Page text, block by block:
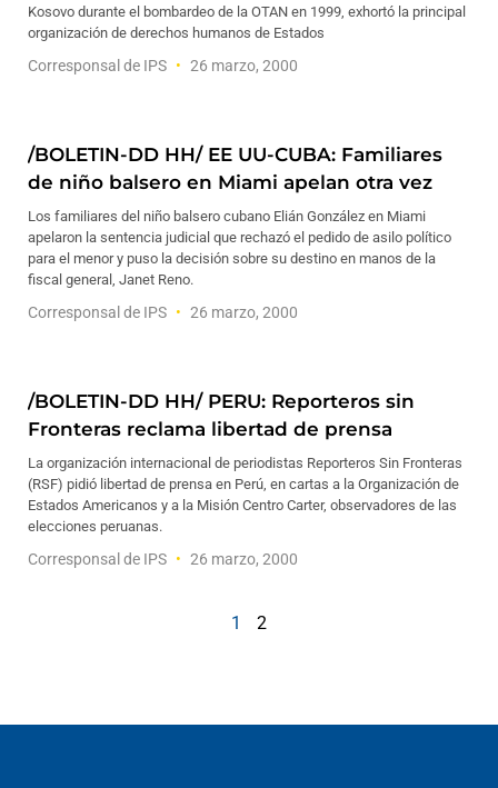
Kosovo durante el bombardeo de la OTAN en 1999, exhortó la principal
organización de derechos humanos de Estados
Corresponsal de IPS 26 marzo, 2000
/BOLETIN-DD HH/ EE UU-CUBA: Familiares
de niño balsero en Miami apelan otra vez
Los familiares del niño balsero cubano Elián González en Miami
apelaron la sentencia judicial que rechazó el pedido de asilo político
para el menor y puso la decisión sobre su destino en manos de la
fiscal general, Janet Reno.
Corresponsal de IPS 26 marzo, 2000
/BOLETIN-DD HH/ PERU: Reporteros sin
Fronteras reclama libertad de prensa
La organización internacional de periodistas Reporteros Sin Fronteras
(RSF) pidió libertad de prensa en Perú, en cartas a la Organización de
Estados Americanos y a la Misión Centro Carter, observadores de las
elecciones peruanas.
Corresponsal de IPS 26 marzo, 2000
1 2